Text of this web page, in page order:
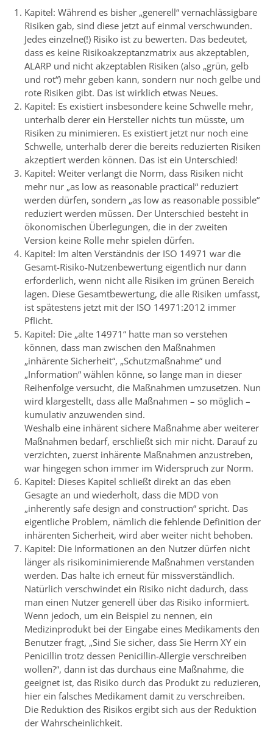
Kapitel: Während es bisher „generell“ vernachlässigbare
Risiken gab, sind diese jetzt auf einmal verschwunden.
Jedes einzelne(!) Risiko ist zu bewerten. Das bedeutet,
dass es keine Risikoakzeptanzmatrix aus akzeptablen,
ALARP und nicht akzeptablen Risiken (also „grün, gelb
und rot“) mehr geben kann, sondern nur noch gelbe und
rote Risiken gibt. Das ist wirklich etwas Neues.
Kapitel: Es existiert insbesondere keine Schwelle mehr,
unterhalb derer ein Hersteller nichts tun müsste, um
Risiken zu minimieren. Es existiert jetzt nur noch eine
Schwelle, unterhalb derer die bereits reduzierten Risiken
akzeptiert werden können. Das ist ein Unterschied!
Kapitel: Weiter verlangt die Norm, dass Risiken nicht
mehr nur „as low as reasonable practical“ reduziert
werden dürfen, sondern „as low as reasonable possible“
reduziert werden müssen. Der Unterschied besteht in
ökonomischen Überlegungen, die in der zweiten
Version keine Rolle mehr spielen dürfen.
Kapitel: Im alten Verständnis der ISO 14971 war die
Gesamt-Risiko-Nutzenbewertung eigentlich nur dann
erforderlich, wenn nicht alle Risiken im grünen Bereich
lagen. Diese Gesamtbewertung, die alle Risiken umfasst,
ist spätestens jetzt mit der ISO 14971:2012 immer
Pflicht.
Kapitel: Die „alte 14971“ hatte man so verstehen
können, dass man zwischen den Maßnahmen
„inhärente Sicherheit“, „Schutzmaßnahme“ und
„Information“ wählen könne, so lange man in dieser
Reihenfolge versucht, die Maßnahmen umzusetzen. Nun
wird klargestellt, dass alle Maßnahmen – so möglich –
kumulativ anzuwenden sind.
Weshalb eine inhärent sichere Maßnahme aber weiterer
Maßnahmen bedarf, erschließt sich mir nicht. Darauf zu
verzichten, zuerst inhärente Maßnahmen anzustreben,
war hingegen schon immer im Widerspruch zur Norm.
Kapitel: Dieses Kapitel schließt direkt an das eben
Gesagte an und wiederholt, dass die MDD von
„inherently safe design and construction“ spricht. Das
eigentliche Problem, nämlich die fehlende Definition der
inhärenten Sicherheit, wird aber weiter nicht behoben.
Kapitel: Die Informationen an den Nutzer dürfen nicht
länger als risikominimierende Maßnahmen verstanden
werden. Das halte ich erneut für missverständlich.
Natürlich verschwindet ein Risiko nicht dadurch, dass
man einen Nutzer generell über das Risiko informiert.
Wenn jedoch, um ein Beispiel zu nennen, ein
Medizinprodukt bei der Eingabe eines Medikaments den
Benutzer fragt, „Sind Sie sicher, dass Sie Herrn XY ein
Penicillin trotz dessen Penicillin-Allergie verschreiben
wollen?“, dann ist das durchaus eine Maßnahme, die
geeignet ist, das Risiko durch das Produkt zu reduzieren,
hier ein falsches Medikament damit zu verschreiben.
Die Reduktion des Risikos ergibt sich aus der Reduktion
der Wahrscheinlichkeit.